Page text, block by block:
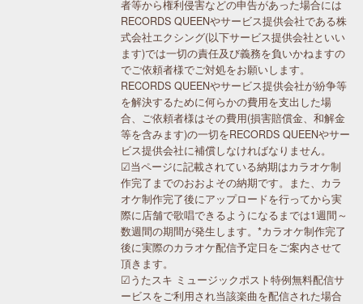
者等から権利侵害などの申告があった場合には
RECORDS QUEENやサービス提供会社である株
式会社エクシング(以下サービス提供会社といい
ます)では一切の責任及び義務を負いかねますの
でご依頼者様でご対処をお願いします。
RECORDS QUEENやサービス提供会社が紛争等
を解決するために何らかの費用を支出した場
合、ご依頼者様はその費用(損害賠償金、和解金
等を含みます)の一切をRECORDS QUEENやサー
ビス提供会社に補償しなければなりません。
☑当ページに記載されている納期はカラオケ制
作完了までのおおよその納期です。また、カラ
オケ制作完了後にアップロードを行ってから実
際に店舗で歌唱できるようになるまでは1週間～
数週間の期間が発生します。*カラオケ制作完了
後に実際のカラオケ配信予定日をご案内させて
頂きます。
☑うたスキ ミュージックポスト特例無料配信サ
ービスをご利用され当該楽曲を配信された場合